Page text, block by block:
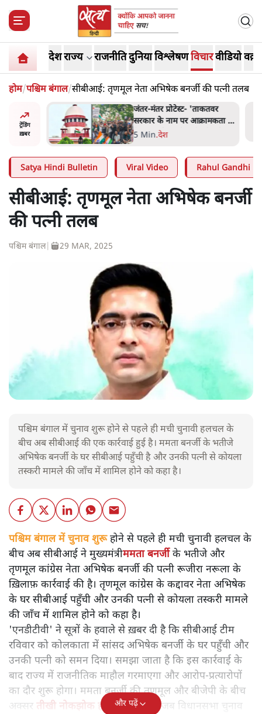
देशराज्य राजनीतिदुनियाविश्लेषणविचारवीडियो
होम/पश्चिम बंगाल/सीबीआई: तृणमूल नेता अभिषेक बनर्जी की पत्नी तलब
ट्रेंडिंग
ख़बर
से
जंतर-मंतर प्रोटेस्ट- 'ताकतवर
सरकार के नाम पर आक्रामकता न
दिखाए पुलिस, जेन जी को सुने':
SC
5 Min.देश
Satya Hindi Bulletin Viral Video Rahul Gandhi
सीबीआई: तृणमूल नेता अभिषेक बनर्जी
की पत्नी तलब
पश्चिम बंगाल| 29 MAR, 2025
पश्चिम बंगाल में चुनाव शुरू होने से पहले ही मची चुनावी हलचल के
बीच अब सीबीआई की एक कार्रवाई हुई है। ममता बनर्जी के भतीजे
अभिषेक बनर्जी के घर सीबीआई पहुँची है और उनकी पत्नी से कोयला
तस्करी मामले की जाँच में शामिल होने को कहा है।
पश्चिम बंगाल में चुनाव शुरू होने से पहले ही मची चुनावी हलचल के
बीच अब सीबीआई ने मुख्यमंत्रीममता बनर्जीके भतीजे और
तृणमूल कांग्रेस नेता अभिषेक बनर्जी की पत्नी रूजीरा नरूला के
ख़िलाफ़ कार्रवाई की है। तृणमूल कांग्रेस के कद्दावर नेता अभिषेक
के घर सीबीआई पहुँची और उनकी पत्नी से कोयला तस्करी मामले
की जाँच में शामिल होने को कहा है।
'एनडीटीवी' ने सूत्रों के हवाले से ख़बर दी है कि सीबीआई टीम
रविवार को कोलकाता में सांसद अभिषेक बनर्जी के घर पहुँची और
उनकी पत्नी को समन दिया। समझा जाता है कि इस कार्रवाई के
बाद राज्य में राजनीतिक माहौल गरमाएगा और आरोप-प्रत्यारोपों
का दौर शुरू होगा। ममता बनर्जी की तृणमूल और बीजेपी के बीच
अक्सर तीखी नोकझोक होती रही है। अब जब विधानसभा चुनाव
और पढ़ें